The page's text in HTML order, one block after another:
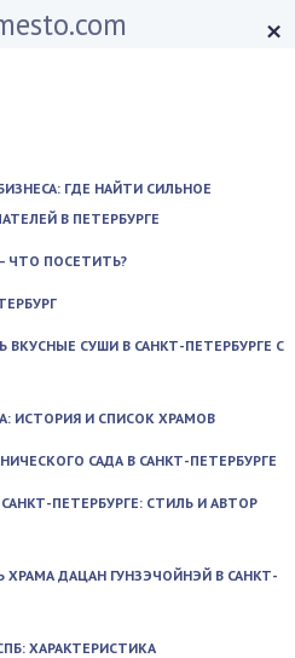
×
ГДЕ НАЙТИ СИЛЬНОЕ
В ПЕТЕРБУРГЕ
ЧТО ПОСЕТИТЬ?
СУШИ В САНКТ-ПЕТЕРБУРГЕ С
ИСТОРИЯ И СПИСОК ХРАМОВ
САДА В САНКТ-ПЕТЕРБУРГЕ
ПЕТЕРБУРГЕ: СТИЛЬ И АВТОР
ДАЦАН ГУНЗЭЧОЙНЭЙ В САНКТ-
ХАРАКТЕРИСТИКА